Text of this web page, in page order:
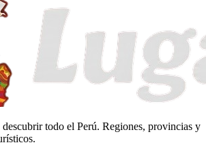
todo el Perú. Regiones, provincias y